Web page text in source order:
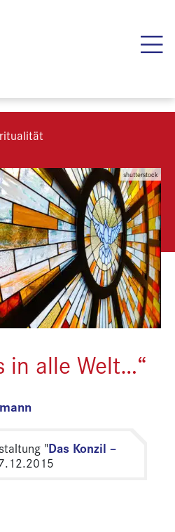
in alle Welt…“
"Das Konzil –
shutterstock